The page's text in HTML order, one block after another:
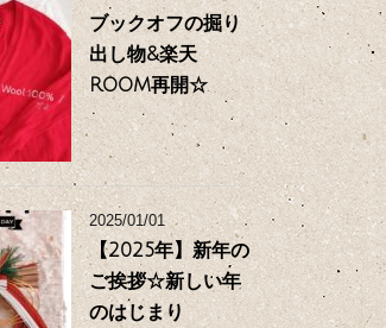
ブックオフの掘り
出し物&楽天
ROOM再開☆
2025/01/01
【2025年】新年の
ご挨拶☆新しい年
のはじまり